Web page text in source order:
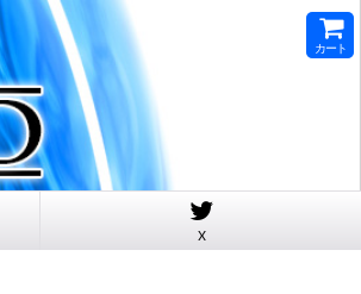
カート
X